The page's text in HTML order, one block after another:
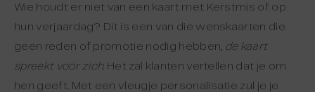
Wie houdt er niet van een kaart met Kerstmis of op
hun verjaardag? Dit is een van die wenskaarten die
geen reden of promotie nodig hebben, de kaart
spreekt voor zich. Het zal klanten vertellen dat je om
hen geeft. Met een vleugje personalisatie zul je je